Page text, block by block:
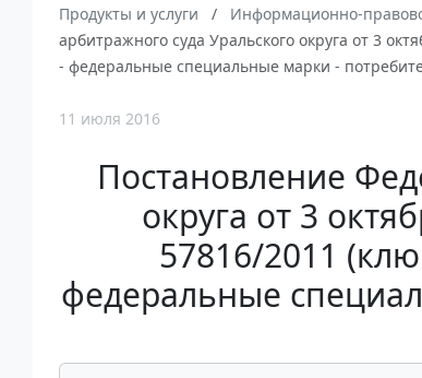
Продукты и услуги Информационно-
арбитражного суда Уральского округа от 3
- федеральные специальные марки -
11 июля 2016
Постановление
округа от 3
57816/2011
федеральные